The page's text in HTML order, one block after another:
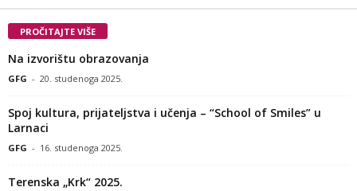
PROČITAJTE VIŠE
Na izvorištu obrazovanja
GFG - 20. studenoga 2025.
Spoj kultura, prijateljstva i učenja – “School of Smiles” u
Larnaci
GFG - 16. studenoga 2025.
Terenska „Krk“ 2025.